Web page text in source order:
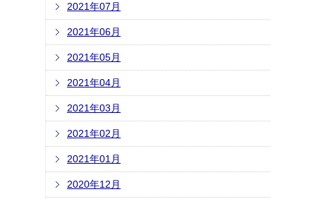
2021年07月
2021年06月
2021年05月
2021年04月
2021年03月
2021年02月
2021年01月
2020年12月